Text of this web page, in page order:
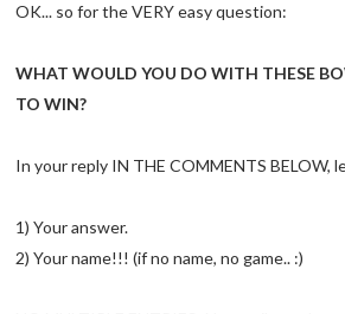
OK... so for the VERY easy question:
WHAT WOULD YOU DO WITH THESE
TO WIN?
In your reply IN THE COMMENTS BELOW,
1) Your answer.
2) Your name!!! (if no name, no game.. :)